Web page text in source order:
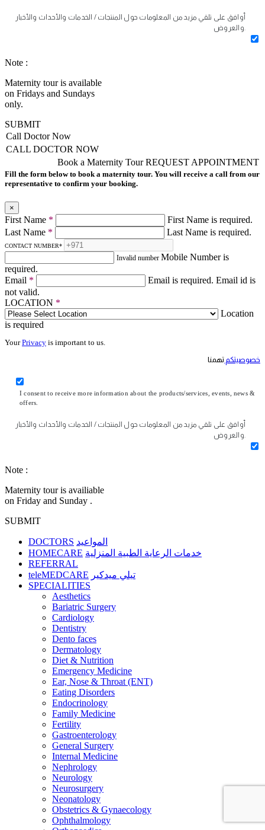
أوافق على تلقي مزيد من المعلومات حول المنتجات / الخدمات والأحداث والأخبار
والعروض.
Note :
Maternity tour is available
on Fridays and Sundays
only.
SUBMIT
Call Doctor Now
CALL DOCTOR NOW
REQUEST APPOINTMENT
Book a Maternity Tour
Fill the form below to book a maternity tour. You will receive a call from our
representative to confirm your booking.
×
First Name *
First Name is required.
Last Name * Last Name is required.
CONTACT NUMBER*
Invalid number Mobile Number is
required.
Email * Email is required. Email id is
not valid.
LOCATION *
Location
is required
YourPrivacy is important to us.
خصوصيتكم تهمنا
I consent to receive more information about the products/services, events, news &
offers.
أوافق على تلقي مزيد من المعلومات حول المنتجات / الخدمات والأحداث والأخبار
والعروض.
Note :
Maternity tour is availiable
on Friday and Sunday .
SUBMIT
DOCTORS المواعيد
HOMECARE خدمات الرعاية الطبية المنزلية
REFERRAL
teleMEDCARE تيلي ميدكير
SPECIALITIES
Aesthetics
Bariatric Surgery
Cardiology
Dentistry
Dento faces
Dermatology
Diet & Nutrition
Emergency Medicine
Ear, Nose & Throat (ENT)
Eating Disorders
Endocrinology
Family Medicine
Fertility
Gastroenterology
General Surgery
Internal Medicine
Nephrology
Neurology
Neurosurgery
Neonatology
Obstetrics & Gynaecology
Ophthalmology